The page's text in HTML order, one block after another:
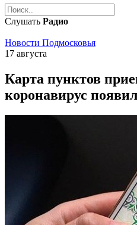
Слушать Радио
Новости Подмосковья
17 августа
Карта пунктов
коронавирус